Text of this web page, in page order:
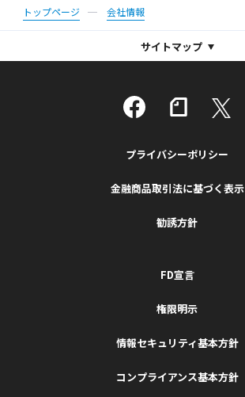
トップページ 会社情報
サイトマップ
プライバシーポリシー
金融商品取引法に基づく表示
勧誘方針
FD宣言
権限明示
情報セキュリティ基本方針
コンプライアンス基本方針